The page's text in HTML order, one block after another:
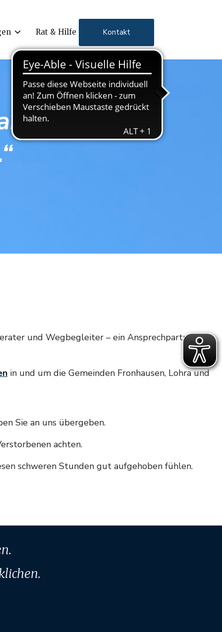
Rat & Hilfe Kontakt
und Wegbegleiter – ein Ansprechpartner für
in und um die Gemeinden Fronhausen, Lohra und
Sie an uns übergeben.
achten.
schweren Stunden gut aufgehoben fühlen.